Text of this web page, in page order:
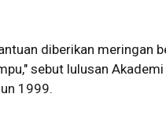
diberikan meringan
sebut lulusan
1999.